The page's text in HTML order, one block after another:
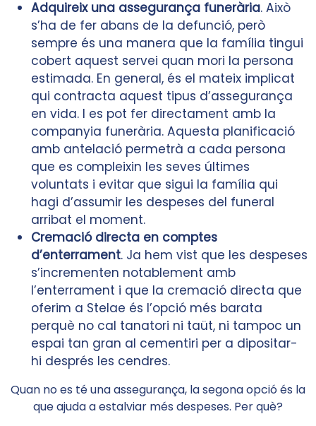
Adquireix una assegurança funerària. Això
s’ha de fer abans de la defunció, però
sempre és una manera que la família tingui
cobert aquest servei quan mori la persona
estimada. En general, és el mateix implicat
qui contracta aquest tipus d’assegurança
en vida. I es pot fer directament amb la
companyia funerària. Aquesta planificació
amb antelació permetrà a cada persona
que es compleixin les seves últimes
voluntats i evitar que sigui la família qui
hagi d’assumir les despeses del funeral
arribat el moment.
Cremació directa en comptes
d’enterrament. Ja hem vist que les despeses
s’incrementen notablement amb
l’enterrament i que la cremació directa que
oferim a Stelae és l’opció més barata
perquè no cal tanatori ni taüt, ni tampoc un
espai tan gran al cementiri per a dipositar-
hi després les cendres.
Quan no es té una assegurança, la segona opció és la
que ajuda a estalviar més despeses. Per què?